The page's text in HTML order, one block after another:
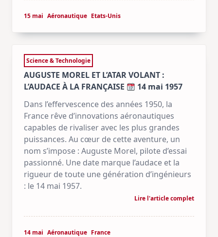
15 mai Aéronautique Etats-Unis
Science & Technologie
AUGUSTE MOREL ET L’ATAR VOLANT :
L’AUDACE À LA FRANÇAISE
14 mai 1957
Dans l’effervescence des années 1950, la
France rêve d’innovations aéronautiques
capables de rivaliser avec les plus grandes
puissances. Au cœur de cette aventure, un
nom s’impose : Auguste Morel, pilote d’essai
passionné. Une date marque l’audace et la
rigueur de toute une génération d’ingénieurs
: le 14 mai 1957.
Lire l'article complet
14 mai Aéronautique France